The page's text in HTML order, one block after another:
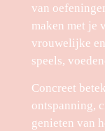
van
maken met je
vrouwelijke
speels,
Concreet
ontspanning,
genieten van